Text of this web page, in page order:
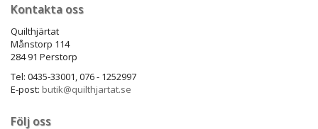
Kontakta oss
Quilthjärtat
Månstorp 114
284 91 Perstorp
Tel: 0435-33001, 076 - 1252997
E-post: butik@quilthjartat.se
Följ oss